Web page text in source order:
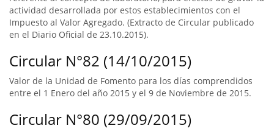
actividad desarrollada por estos establecimientos con el
Impuesto al Valor Agregado. (Extracto de Circular publicado
en el Diario Oficial de 23.10.2015).
Circular N°82 (14/10/2015)
Valor de la Unidad de Fomento para los días comprendidos
entre el 1 Enero del año 2015 y el 9 de Noviembre de 2015.
Circular N°80 (29/09/2015)